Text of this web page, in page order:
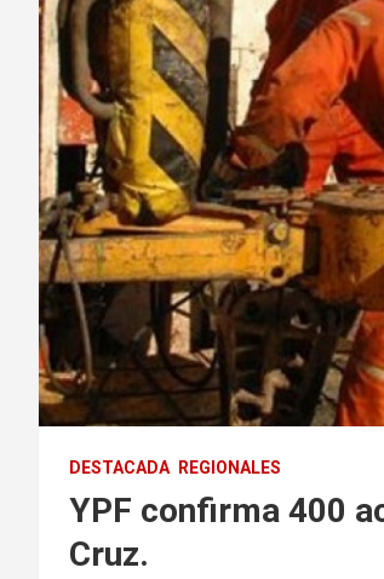
DESTACADA REGIONALES
YPF confirma 400
Cruz.